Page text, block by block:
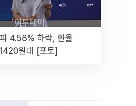
4.58% 하락, 환율
1420원대 [포토]